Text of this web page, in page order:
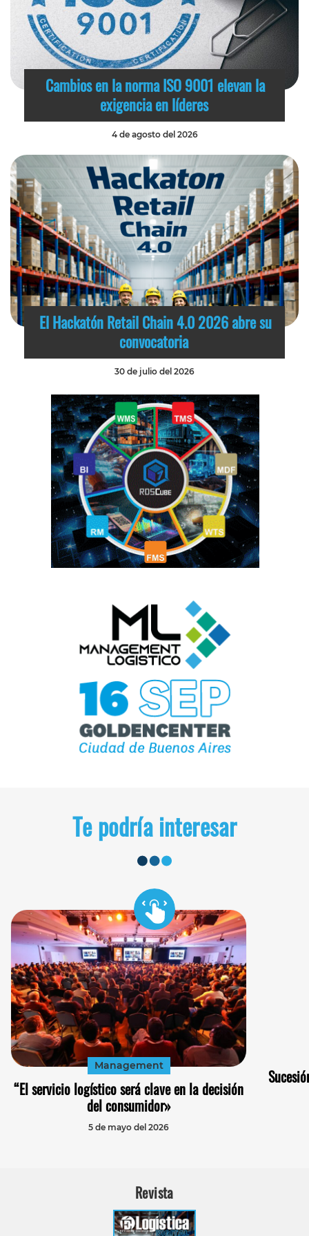
Cambios en la norma ISO 9001 elevan la
exigencia en líderes
4 de agosto del 2026
El Hackatón Retail Chain 4.0 2026 abre su
convocatoria
30 de julio del 2026
Te podría interesar
Management
“El servicio logístico será clave en la decisión
del consumidor»
5 de mayo del 2026
Revista